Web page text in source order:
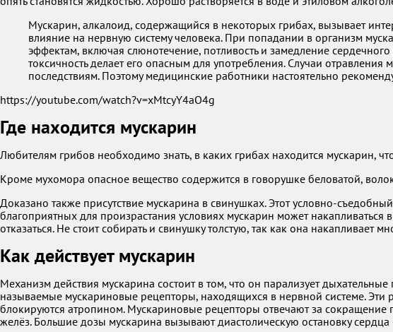
Мускарин, алкалоид, содержащийся в некоторых грибах, вызывает
влияние на нервную систему человека. При попадании в организм
эффектам, включая слюнотечение, потливость и замедление
токсичность делает его опасным для употребления. Случаи
последствиям. Поэтому медицинские работники настоятельно
https://youtube.com/watch?v=xMtcyY4aO4g
Где находится мускарин
Любителям грибов необходимо знать, в каких грибах находится мускарин,
Кроме мухомора опасное вещество содержится в говорушке беловатой,
Доказано также присутствие мускарина в свинушках. Этот условно-
благоприятных для произрастания условиях мускарин может
отказаться. Не стоит собирать и свинушку толстую, так как она
Как действует мускарин
Механизм действия мускарина состоит в том, что он парализует
называемые мускариновые рецепторы, находящихся в нервной системе.
блокируются атропином. Мускариновые рецепторы отвечают за
желёз. Большие дозы мускарина вызывают диастолическую остановку сердца